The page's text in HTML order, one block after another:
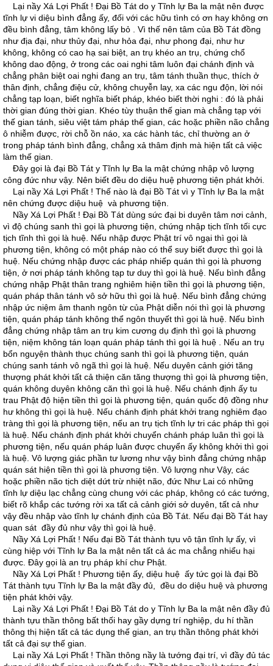
Lại nầy Xá Lợi Phất ! Ðại Bồ Tát do y Tĩnh lự Ba la mật nên được
tĩnh lự vi diệu bình đẳng ấy, đối với các hữu tình có ơn hay không ơn
đều bình đẳng, tâm không lấy bỏ . Vì thế nên tâm của Bồ Tát đồng
như địa đại, như thủy đại, như hỏa đại, như phong đại, như hư
không, không có cao hạ sai biệt, an trụ khéo an trụ, chứng chổ
không dao động, ở trong các oai nghi tâm luôn đại chánh định và
chẳng phân biệt oai nghi đang an trụ, tâm tánh thuần thục, thích ở
thân định, chẳng điệu cử, không chuyễn lay, xa các ngu độn, lời nói
chẳng tạp loạn, biết nghĩa biết pháp, khéo biết thời nghi : đó là phải
thời gian đúng thời gian. Khéo tùy thuận thế gian mà chẳng tạp với
thế gian tánh, siêu việt tám pháp thế gian, các hoặc phiền não chẳng
ô nhiễm được, rời chỗ ồn náo, xa các hành tác, chỉ thường an ở
trong pháp tánh bình đẳng, chẳng xả thâm định mà hiện tất cả việc
làm thế gian.
Ðây gọi là đại Bồ Tát y Tĩnh lự Ba la mật chứng nhập vô lượng
công đức như vậy. Nên biết đều do diệu huệ phương tiện phát khởi.
Lại nầy Xá Lợi Phất ! Thế nào là đại Bồ Tát vì y Tĩnh lự Ba la mật
nên chứng được diệu huệ và phương tiện.
Nầy Xá Lợi Phất ! Ðại Bồ Tát dùng sức đại bi duyên tâm nơi cảnh,
vì độ chúng sanh thì gọi là phương tiện, chứng nhập tịch tĩnh tối cực
tịch tĩnh thì gọi là huệ. Nếu nhập được Phật trí vô ngại thì gọi là
phương tiện, không có một pháp nào có thể suy biết được thì gọi là
huệ. Nếu chứng nhập được các pháp nhiếp quán thì gọi là phương
tiện, ở nơi pháp tánh không tạp tư duy thì gọi là huệ. Nếu bình đẳng
chứng nhập Phật thân trang nghiêm hiện tiền thì gọi là phương tiện,
quán pháp thân tánh vô sở hữu thì gọi là huệ. Nếu bình đẳng chứng
nhập ức niệm âm thanh ngôn từ của Phật diễn nói thì gọi là phương
tiện, quán pháp tánh không thể ngôn thuyết thì gọi là huệ. Nếu bình
đẳng chứng nhập tâm an trụ kim cương dụ định thì gọi là phương
tiện, niệm không tán loạn quán pháp tánh thì gọi là huệ . Nếu an trụ
bổn nguyện thành thục chúng sanh thì gọi là phương tiện, quán
chúng sanh tánh vô ngã thì gọi là huệ. Nếu duyên cảnh giới tăng
thượng phát khởi tất cả thiện căn tăng thượng thì gọi là phương tiện,
quán không duyên không căn thì gọi là huệ. Nếu chánh định ấy tu
trau Phật độ hiện tiền thì gọi là phương tiện, quán quốc độ đồng như
hư không thì gọi là huệ. Nếu chánh định phát khởi trang nghiêm đạo
tràng thì gọi là phương tiện, nếu an trụ tịch tĩnh lự tri các pháp thì gọi
là huệ. Nếu chánh định phát khởi chuyển chánh pháp luân thì gọi là
phương tiện, nếu quán pháp luân được chuyển ấy không khởi thì gọi
là huệ. Vô lượng giác phần tư lương như vậy bình đẳng chứng nhập
quán sát hiện tiền thì gọi là phương tiện. Vô lượng như Vậy, các
hoặc phiền não tịch diệt dứt trừ nhiệt não, đức Như Lai có những
tĩnh lự diệu lạc chẳng cùng chung với các pháp, không có các tướng,
biết rõ khắp các tướng rời xa tất cả cảnh giới sở duyên, tất cả như
vậy đều nhập vào tĩnh lự chánh định của Bồ Tát. Nếu đại Bồ Tát hay
quan sát đầy đủ như vậy thì gọi là huệ.
Nầy Xá Lợi Phất ! Nếu đại Bồ Tát thành tựu vô tận tĩnh lự ấy, vì
cùng hiệp với Tĩnh lự Ba la mật nên tất cả ác ma chẳng nhiểu hại
được. Ðây gọi là an trụ pháp khí chư Phật.
Nầy Xá Lợi Phất ! Phương tiện ấy, diệu huệ ấy tức gọi là đại Bồ
Tát thành tựu Tĩnh lự Ba la mật đầy đủ, đều do diệu huệ và phương
tiện phát khởi vậy.
Lại nầy Xá Lợi Phất ! Ðại Bồ Tát do y Tĩnh lự Ba la mật nên đầy đủ
thành tựu thần thông bất thối hay gầy dựng trí nghiệp, du hí thần
thông thị hiện tất cả tác dụng thế gian, an trụ thần thông phát khởi
tất cả đại sự thế gian.
Lại nầy Xá Lợi Phất ! Thần thông nầy là tướng đại trí, vì đầy đủ tác